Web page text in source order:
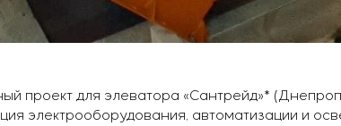
проект для элеватора «Сантрейд»*
электрооборудования, автоматизации и